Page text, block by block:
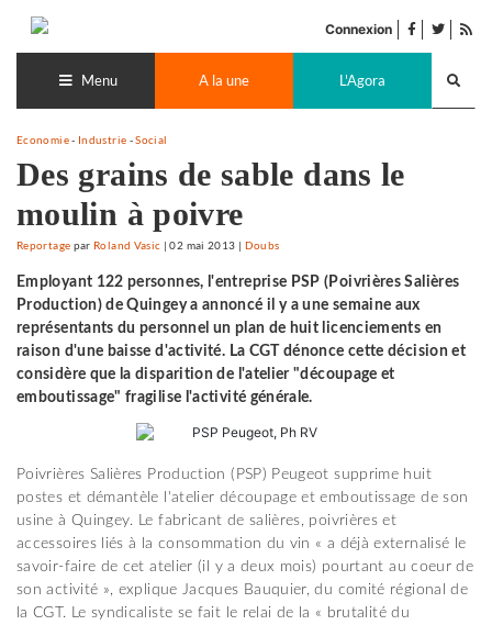
contenu
Connexion facebook
twitter
Menu A la une L'Agora
Economie- Industrie -Social
Des grains de sable dans le
moulin à poivre
Reportage par Roland Vasic |02 mai 2013 | Doubs
Employant 122 personnes, l'entreprise PSP (Poivrières Salières
Production) de Quingey a annoncé il y a une semaine aux
représentants du personnel un plan de huit licenciements en
raison d'une baisse d'activité. La CGT dénonce cette décision et
considère que la disparition de l'atelier "découpage et
emboutissage" fragilise l'activité générale.
Poivrières Salières Production (PSP) Peugeot supprime huit
postes et démantèle l'atelier découpage et emboutissage de son
usine à Quingey. Le fabricant de salières, poivrières et
accessoires liés à la consommation du vin « a déjà externalisé le
savoir-faire de cet atelier (il y a deux mois) pourtant au coeur de
son activité », explique Jacques Bauquier, du comité régional de
la CGT. Le syndicaliste se fait le relai de la « brutalité du